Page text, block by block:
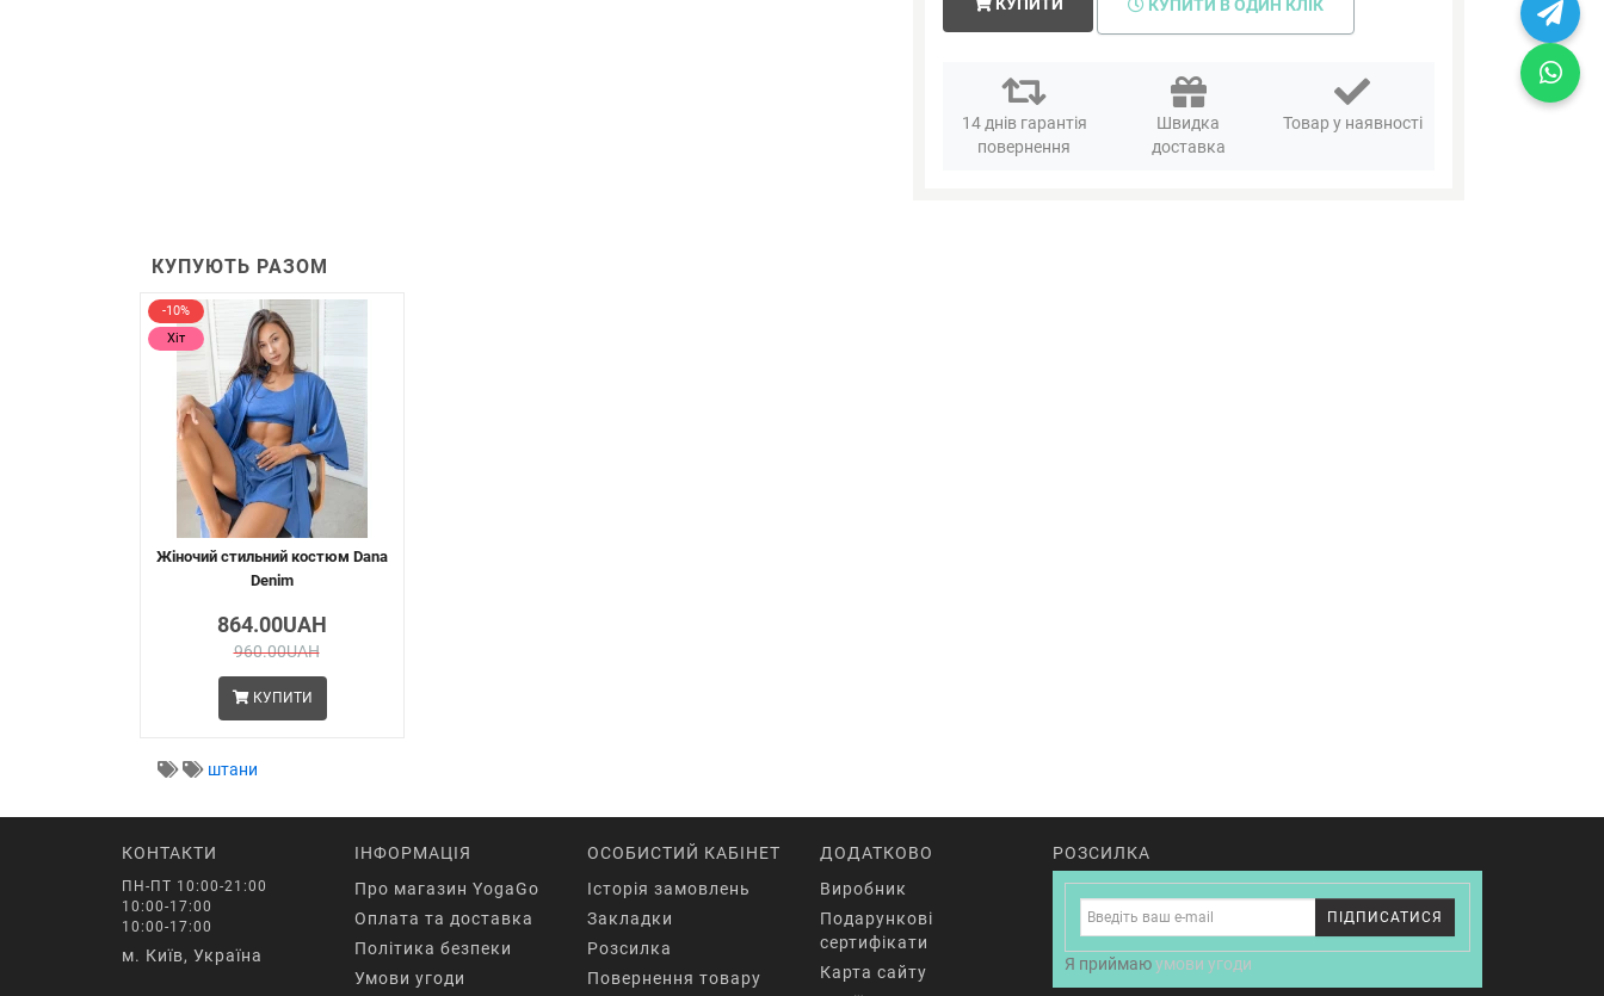
КУПИТИ В ОДИН КЛІК
14 днів гарантія
повернення
Швидка
доставка
Товар у наявності
КУПУЮТЬ РАЗОМ
-10%
Хіт
Жіночий стильний костюм Dana
Denim
864.00UAH
960.00UAH
КУПИТИ
штани
КОНТАКТИ
ПН-ПТ 10:00-21:00
10:00-17:00
10:00-17:00
м. Київ, Україна
ІНФОРМАЦІЯ
Про магазин YogaGo
Оплата та доставка
Політика безпеки
Умови угоди
ОСОБИСТИЙ КАБІНЕТ
Історія замовлень
Закладки
Розсилка
Повернення товару
ДОДАТКОВО
Виробник
Подарункові
сертифікати
Карта сайту
РОЗСИЛКА
ПІДПИСАТИСЯ
Я приймаюумови угоди